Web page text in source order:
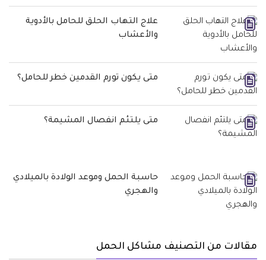
علاج التهاب الحلق للحامل بالأدوية
والأعشاب
متى يكون تورم القدمين خطر للحامل؟
متى يلتئم انفصال المشيمة؟
حاسبة الحمل وموعد الولادة بالميلادي
والهجري
مقالات من التصنيف مشاكل الحمل